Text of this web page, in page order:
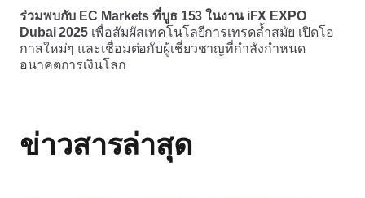
ร่วมพบกับ EC Markets ที่บูธ 153 ในงาน iFX EXPO
Dubai 2025 เพื่อสัมผัสเทคโนโลยีการเทรดล้ำสมัย เปิดโอ
กาสใหม่ๆ และเชื่อมต่อกับผู้เชี่ยวชาญที่กำลังกำหนด
อนาคตการเงินโลก
ข่าวสารล่าสุด